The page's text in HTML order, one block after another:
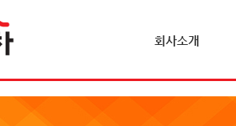
회사소개